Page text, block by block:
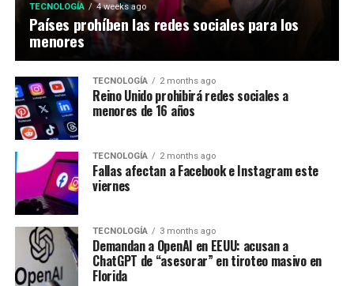
TECNOLOGÍA 4 weeks ago
Países prohíben las redes sociales para los
menores
TECNOLOGÍA 2 months ago
Reino Unido prohibirá redes sociales a
menores de 16 años
TECNOLOGÍA 2 months ago
Fallas afectan a Facebook e Instagram este
viernes
TECNOLOGÍA 3 months ago
Demandan a OpenAI en EEUU: acusan a
ChatGPT de “asesorar” en tiroteo masivo en
Florida